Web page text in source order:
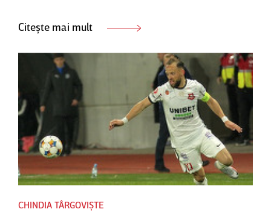
Citește mai mult
CHINDIA TÂRGOVIȘTE